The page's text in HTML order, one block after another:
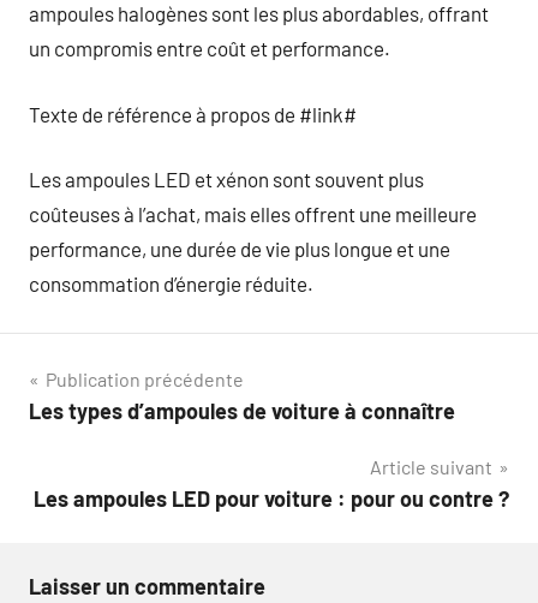
ampoules halogènes sont les plus abordables, offrant
un compromis entre coût et performance.
Texte de référence à propos de #link#
Les ampoules LED et xénon sont souvent plus
coûteuses à l’achat, mais elles offrent une meilleure
performance, une durée de vie plus longue et une
consommation d’énergie réduite.
Navigation
de
Publication précédente
Les types d’ampoules de voiture à connaître
Article suivant
Les ampoules LED pour voiture : pour ou contre ?
Laisser un commentaire